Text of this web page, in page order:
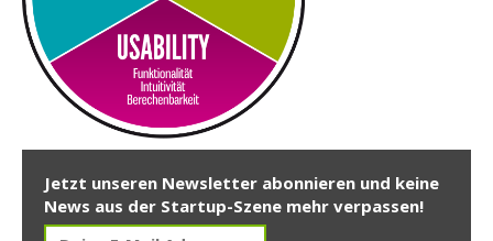
Jetzt unseren Newsletter abonnieren und keine
News aus der Startup-Szene mehr verpassen!